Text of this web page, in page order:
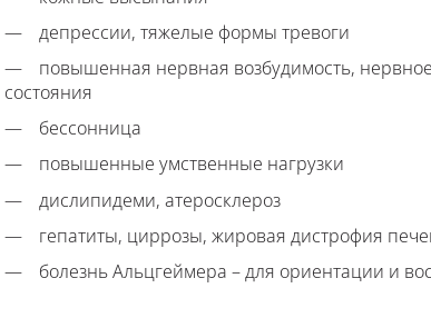
депрессии, тяжелые формы тревоги
повышенная нервная возбудимость,
состояния
бессонница
повышенные умственные нагрузки
дислипидеми, атеросклероз
гепатиты, циррозы, жировая дистрофия
болезнь Альцгеймера – для ориентации и